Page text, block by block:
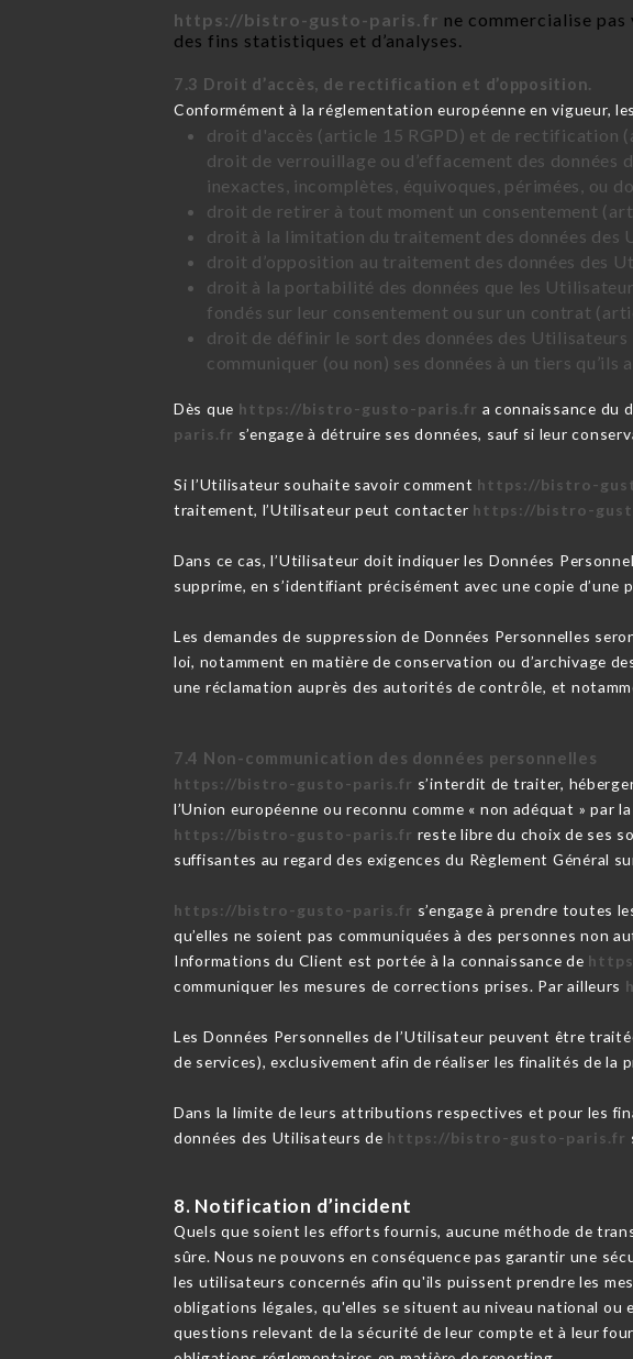
https://bistro-gusto-paris.fr ne commercialise
des fins statistiques et d’analyses.
7.3 Droit d’accès, de rectification et d’opposition.
Conformément à la réglementation européenne en vigueur,
droit d'accès (article 15 RGPD) et de rectification
droit de verrouillage ou d’effacement des données
inexactes, incomplètes, équivoques, périmées, ou
droit de retirer à tout moment un consentement
droit à la limitation du traitement des données des
droit d’opposition au traitement des données des
droit à la portabilité des données que les
fondés sur leur consentement ou sur un contrat
droit de définir le sort des données des
communiquer (ou non) ses données à un tiers qu’ils
Dès que https://bistro-gusto-paris.fr a connaissance du
paris.fr s’engage à détruire ses données, sauf si leur
Si l’Utilisateur souhaite savoir comment https://bistro-
traitement, l’Utilisateur peut contacter https://bistro-
Dans ce cas, l’Utilisateur doit indiquer les Données
supprime, en s’identifiant précisément avec une copie
Les demandes de suppression de Données Personnelles
loi, notamment en matière de conservation ou d’archivage
une réclamation auprès des autorités de contrôle, et
7.4 Non-communication des données personnelles
https://bistro-gusto-paris.fr s’interdit de traiter,
l’Union européenne ou reconnu comme « non adéquat »
https://bistro-gusto-paris.fr reste libre du choix de ses
suffisantes au regard des exigences du Règlement Général
https://bistro-gusto-paris.fr s’engage à prendre toutes
qu’elles ne soient pas communiquées à des personnes
Informations du Client est portée à la connaissance de
communiquer les mesures de corrections prises. Par ailleurs
Les Données Personnelles de l’Utilisateur peuvent être
de services), exclusivement afin de réaliser les finalités de la
Dans la limite de leurs attributions respectives et pour les
données des Utilisateurs de https://bistro-gusto-paris.fr
8. Notification d’incident
Quels que soient les efforts fournis, aucune méthode de
sûre. Nous ne pouvons en conséquence pas garantir une
les utilisateurs concernés afin qu'ils puissent prendre les
obligations légales, qu'elles se situent au niveau national
questions relevant de la sécurité de leur compte et à leur